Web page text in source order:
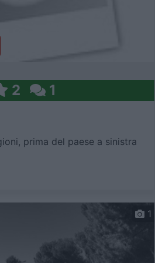
2 1
prima del paese a sinistra
1